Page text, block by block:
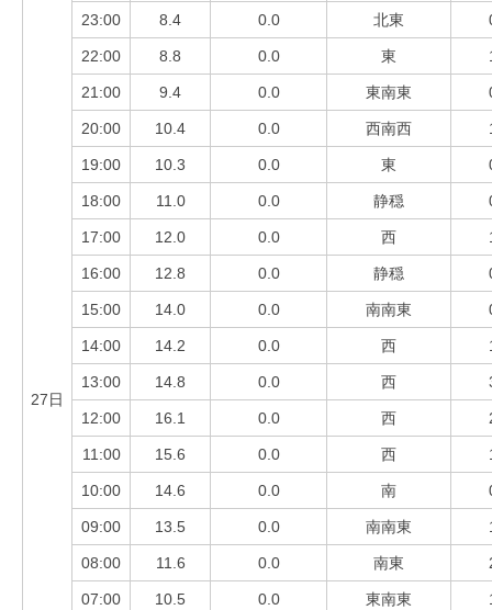
27日
23:00 8.4 0.0 北東
22:00 8.8 0.0 東
21:00 9.4 0.0 東南東
20:00 10.4 0.0 西南西
19:00 10.3 0.0 東
18:00 11.0 0.0 静穏
17:00 12.0 0.0 西
16:00 12.8 0.0 静穏
15:00 14.0 0.0 南南東
14:00 14.2 0.0 西
13:00 14.8 0.0 西
12:00 16.1 0.0 西
11:00 15.6 0.0 西
10:00 14.6 0.0 南
09:00 13.5 0.0 南南東
08:00 11.6 0.0 南東
07:00 10.5 0.0 東南東